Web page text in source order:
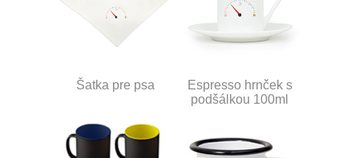
Šatka pre psa
Espresso hrnček s
podšálkou 100ml